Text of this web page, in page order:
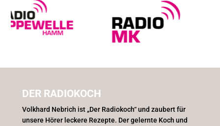
DER RADIOKOCH
Volkhard Nebrich ist „Der Radiokoch“ und zaubert für
unsere Hörer leckere Rezepte. Der gelernte Koch und